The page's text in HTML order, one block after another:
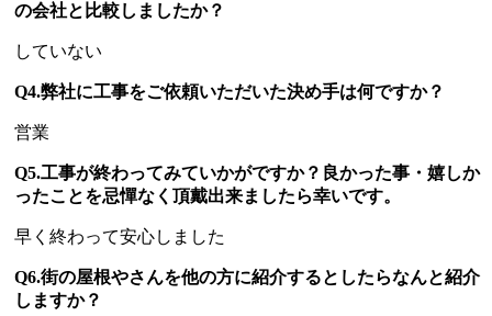
の会社と比較しましたか？
していない
Q4.弊社に工事をご依頼いただいた決め手は何ですか？
営業
Q5.工事が終わってみていかがですか？良かった事・嬉しか
ったことを忌憚なく頂戴出来ましたら幸いです。
早く終わって安心しました
Q6.街の屋根やさんを他の方に紹介するとしたらなんと紹介
しますか？